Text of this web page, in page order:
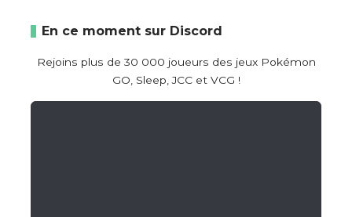
En ce moment sur Discord
Rejoins plus de 30 000 joueurs des jeux Pokémon
GO, Sleep, JCC et VCG !